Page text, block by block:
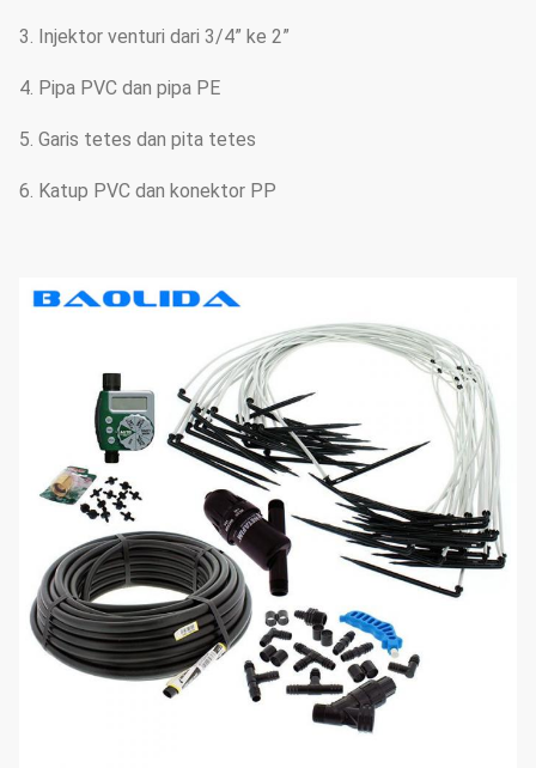
2000m/gulungan,
3. Injektor venturi dari 3/4” ke 2”
4. Pipa PVC dan pipa PE
5. Garis tetes dan pita tetes
6. Katup PVC dan konektor PP